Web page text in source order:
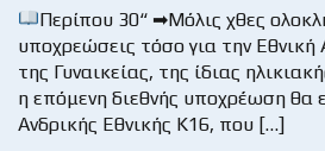
Περίπου 30“ ➡Μόλις χθες
υποχρεώσεις τόσο για την
της Γυναικείας, της ίδιας
η επόμενη διεθνής υποχρέωση θα
Ανδρικής Εθνικής Κ16, που […]